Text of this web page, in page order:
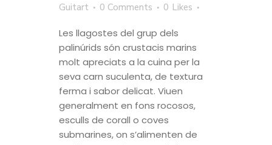
Guitart
0 Comments 0 Likes
Les llagostes del grup dels
palinúrids són crustacis marins
molt apreciats a la cuina per la
seva carn suculenta, de textura
ferma i sabor delicat. Viuen
generalment en fons rocosos,
esculls de corall o coves
submarines, on s’alimenten de